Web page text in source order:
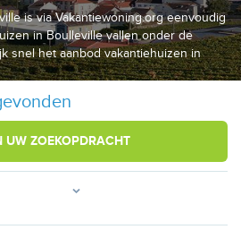
is via Vakantiewoning.org eenvoudig
in Boulleville vallen onder de
snel het aanbod vakantiehuizen in
UW ZOEKOPDRACHT